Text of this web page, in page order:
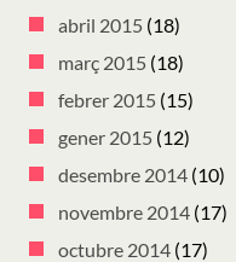
abril 2015 (18)
març 2015 (18)
febrer 2015 (15)
gener 2015 (12)
desembre 2014 (10)
novembre 2014 (17)
octubre 2014 (17)